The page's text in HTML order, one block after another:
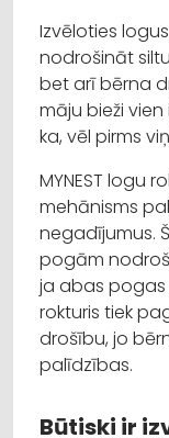
Izvēloties
nodrošināt
bet arī bērna
māju bieži
ka, vēl pirms
MYNEST logu
mehānisms
negadījumus.
pogām
ja abas pogas
rokturis tiek
drošību, jo
palīdzības.
Būtiski ir